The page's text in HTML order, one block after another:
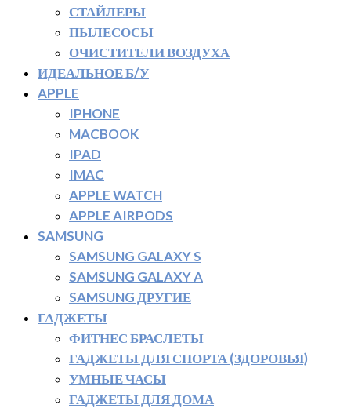
СТАЙЛЕРЫ
ПЫЛЕСОСЫ
ОЧИСТИТЕЛИ ВОЗДУХА
ИДЕАЛЬНОЕ Б/У
APPLE
IPHONE
MACBOOK
IPAD
IMAC
APPLE WATCH
APPLE AIRPODS
SAMSUNG
SAMSUNG GALAXY S
SAMSUNG GALAXY A
SAMSUNG ДРУГИЕ
ГАДЖЕТЫ
ФИТНЕС БРАСЛЕТЫ
ГАДЖЕТЫ ДЛЯ СПОРТА (ЗДОРОВЬЯ)
УМНЫЕ ЧАСЫ
ГАДЖЕТЫ ДЛЯ ДОМА